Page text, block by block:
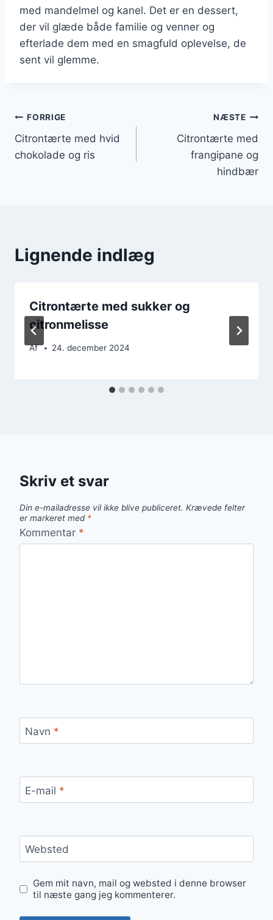
med mandelmel og kanel. Det er en dessert,
der vil glæde både familie og venner og
efterlade dem med en smagfuld oplevelse, de
sent vil glemme.
Indlægsnavigation
FORRIGE
Citrontærte med hvid
chokolade og ris
NÆSTE
Citrontærte med
frangipane og
hindbær
Lignende indlæg
Citrontærte med sukker og
citronmelisse
Af 24. december 2024
Skriv et svar
Din e-mailadresse vil ikke blive publiceret. Krævede felter
er markeret med *
Kommentar *
Navn *
E-mail *
Websted
Gem mit navn, mail og websted i denne browser
til næste gang jeg kommenterer.